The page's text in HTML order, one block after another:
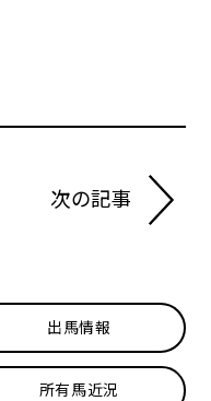
次の記事
出馬情報
所有馬近況